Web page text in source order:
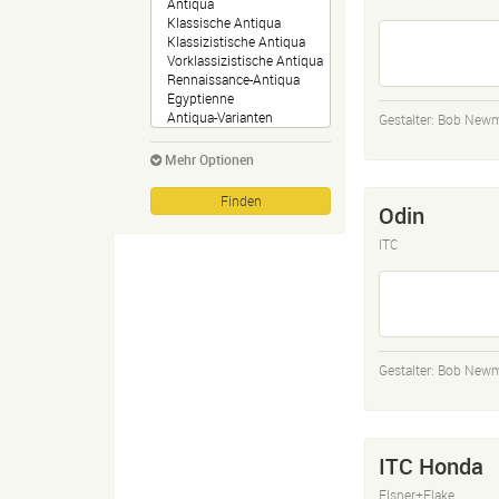
Mehr Optionen
Gestalter: Bob
Odin
ITC
Gestalter: Bob
ITC Honda
Elsner+Flake